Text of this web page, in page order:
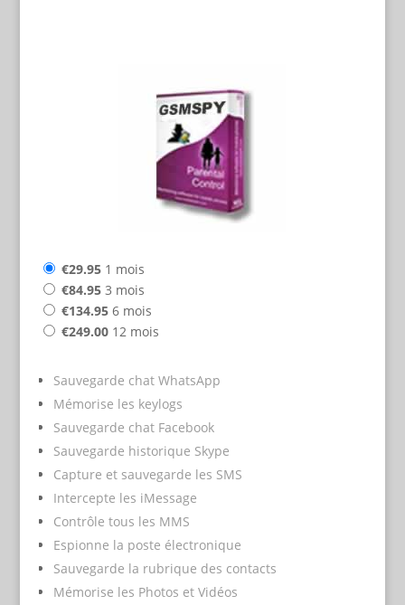
€29.951 mois
€84.953 mois
€134.956 mois
€249.0012 mois
Sauvegarde chat WhatsApp
Mémorise les keylogs
Sauvegarde chat Facebook
Sauvegarde historique Skype
Capture et sauvegarde les SMS
Intercepte les iMessage
Contrôle tous les MMS
Espionne la poste électronique
Sauvegarde la rubrique des contacts
Mémorise les Photos et Vidéos